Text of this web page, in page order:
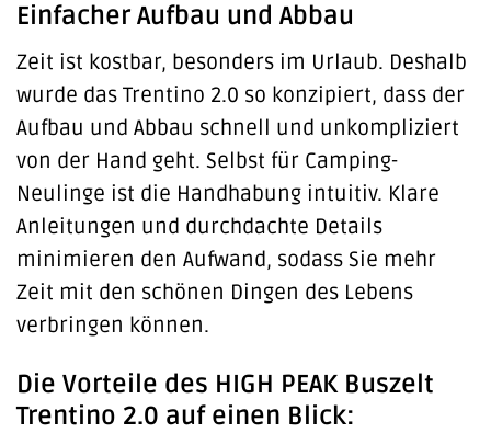
Einfacher Aufbau und Abbau
Zeit ist kostbar, besonders im Urlaub. Deshalb
wurde das Trentino 2.0 so konzipiert, dass der
Aufbau und Abbau schnell und unkompliziert
von der Hand geht. Selbst für Camping-
Neulinge ist die Handhabung intuitiv. Klare
Anleitungen und durchdachte Details
minimieren den Aufwand, sodass Sie mehr
Zeit mit den schönen Dingen des Lebens
verbringen können.
Die Vorteile des HIGH PEAK Buszelt
Trentino 2.0 auf einen Blick: